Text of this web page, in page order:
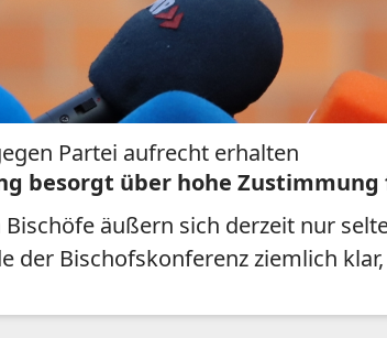
Partei aufrecht erhalten
besorgt über hohe Zustimmung
Bischöfe äußern sich derzeit nur
der Bischofskonferenz ziemlich